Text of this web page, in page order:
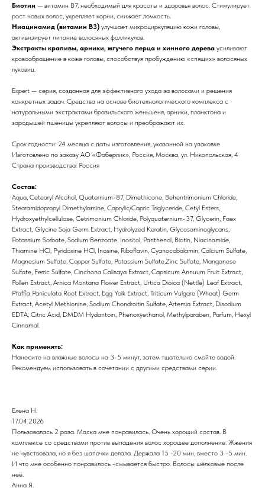
Биотин — витамин В7, необходимый для красоты и здоровья волос. Стимулирует
рост новых волос, укрепляет корни, снижает ломкость.
Ниацинамид (витамин B3) улучшает микроциркуляцию кожи головы,
активизирует питание волосяных фолликулов.
Экстракты крапивы, арники, жгучего перца и хинного дерева усиливают
кровообращение в коже головы, способствуя пробуждению «спящих» волосяных
луковиц.
Expert — серия, созданная для эффективного ухода за волосами и решения
конкретных задач. Средства на основе биотехнологического комплекса с
натуральными экстрактами бразильского женьшеня, арники, планктона и
зародышей пшеницы укрепляют волосы и преображают их.
Срок годности: 24 месяца с даты изготовления, указанной на упаковке
Изготовлено по заказу АО «Фаберлик», Россия, Москва, ул. Никопольская, 4
Страна производства: Россия
Состав:
Aqua, Cetearyl Alcohol, Quaternium-87, Dimethicone, Behentrimonium Chloride,
Stearamidopropyl Dimethylamine, Caprylic/Capric Triglyceride, Cetyl Esters,
Hydroxyethylcellulose, Cetrimonium Chloride, Polyquaternium-37, Glycerin, Faex
Extract, Glycine Soja Germ Extract, Hydrolyzed Keratin, Glycosaminoglycans,
Potassium Sorbate, Sodium Benzoate, Inositol, Panthenol, Biotin, Niacinamide,
Thiamine HCl, Pyridoxine HCl, Inosine, Riboflavin, Cyanocobalamin, Calcium Sulfate,
Magnesium Sulfate, Copper Sulfate, Potassium Sulfate,Zinc Sulfate, Manganese
Sulfate, Ferric Sulfate, Cinchona Calisaya Extract, Capsicum Annuum Fruit Extract,
Pollen Extract, Arnica Montana Flower Extract, Urtica Dioica (Nettle) Leaf Extract,
Pfaffia Paniculata Root Extract, Egg Yolk Extract, Triticum Vulgare (Wheat) Germ
Extract, Acetyl Methionine, Sodium Chondroitin Sulfate, Artemia Extract, Disodium
EDTA, Citric Acid, DMDM Hydantoin, Phenoxyethanol, Methylparaben, Parfum, Hexyl
Cinnamal.
Как применять:
Нанесите на влажные волосы на 3-5 минут, затем тщательно смойте водой.
Рекомендуем использовать в сочетании с другими средствами серии.
Елена Н.
17.04.2026
Пользовалась 2 раза. Маска мне понравилась. Очень хороший состав. В
комплексе со средствами против выпадения волос хорошее дополнение. Жжения
не чувствовала, но я без шапочки делала. Держала 15 -20 мин, вместо 3 -5 мин.
И что мне особенно понравилось -смывается быстро. Волосы шёлковые после
неё.
Анна Я.